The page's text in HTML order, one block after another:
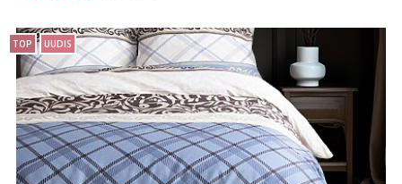
TOP UUDIS